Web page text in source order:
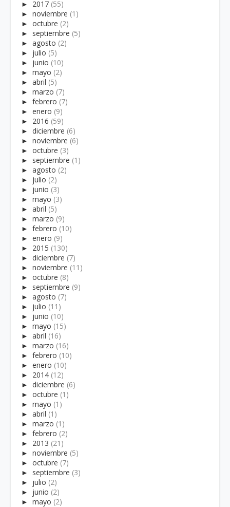
► 2017 (55)
► noviembre (1)
► octubre (2)
► septiembre (5)
► agosto (2)
► julio (5)
► junio (10)
► mayo (2)
► abril (5)
► marzo (7)
► febrero (7)
► enero (9)
► 2016 (59)
► diciembre (6)
► noviembre (6)
► octubre (3)
► septiembre (1)
► agosto (2)
► julio (2)
► junio (3)
► mayo (3)
► abril (5)
► marzo (9)
► febrero (10)
► enero (9)
► 2015 (130)
► diciembre (7)
► noviembre (11)
► octubre (8)
► septiembre (9)
► agosto (7)
► julio (11)
► junio (10)
► mayo (15)
► abril (16)
► marzo (16)
► febrero (10)
► enero (10)
► 2014 (12)
► diciembre (6)
► octubre (1)
► mayo (1)
► abril (1)
► marzo (1)
► febrero (2)
► 2013 (21)
► noviembre (5)
► octubre (7)
► septiembre (3)
► julio (2)
► junio (2)
► mayo (2)